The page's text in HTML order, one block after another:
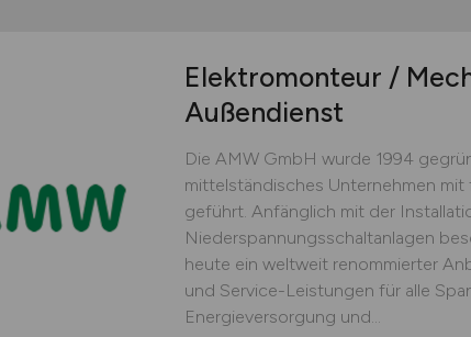
Elektromonteur /
Außendienst
Die AMW GmbH wurde 1994
mittelständisches Unternehmen
geführt. Anfänglich mit der
Niederspannungsschaltanlagen
heute ein weltweit renommierter
und Service-Leistungen für alle
Energieversorgung und...